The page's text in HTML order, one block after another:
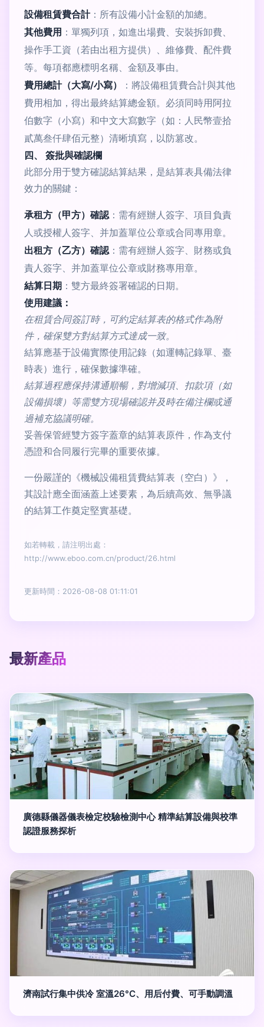
設備租賃費合計：所有設備小計金額的加總。
其他費用 ：單獨列項，如進出場費、安裝拆卸費、
操作手工資（若由出租方提供）、維修費、配件費
等。每項都應標明名稱、金額及事由。
費用總計（大寫/小寫）
：將設備租賃費合計與其他
費用相加，得出最終結算總金額。必須同時用阿拉
伯數字（小寫）和中文大寫數字（如：人民幣壹拾
貳萬叁仟肆佰元整）清晰填寫，以防篡改。
四、 簽批與確認欄
此部分用于雙方確認結算結果，是結算表具備法律
效力的關鍵：
承租方（甲方）確認：需有經辦人簽字、項目負責
人或授權人簽字、并加蓋單位公章或合同專用章。
出租方（乙方）確認：需有經辦人簽字、財務或負
責人簽字、并加蓋單位公章或財務專用章。
結算日期 ：雙方最終簽署確認的日期。
使用建議：
在租賃合同簽訂時，可約定結算表的格式作為附
件，確保雙方對結算方式達成一致。
結算應基于設備實際使用記錄（如運轉記錄單、臺
時表）進行，確保數據準確。
結算過程應保持溝通順暢，對增減項、扣款項（如
設備損壞）等需雙方現場確認并及時在備注欄或通
過補充協議明確。
妥善保管經雙方簽字蓋章的結算表原件，作為支付
憑證和合同履行完畢的重要依據。
一份嚴謹的《機械設備租賃費結算表（空白）》，
其設計應全面涵蓋上述要素，為后續高效、無爭議
的結算工作奠定堅實基礎。
如若轉載，請注明出處：
http://www.eboo.com.cn/product/26.html
更新時間：2026-08-08 01:11:01
最新產品
廣德縣儀器儀表檢定校驗檢測中心 精準結算設備與校準
認證服務探析
濟南試行集中供冷 室溫26°C、用后付費、可手動調溫